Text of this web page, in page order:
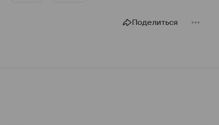
Поделиться